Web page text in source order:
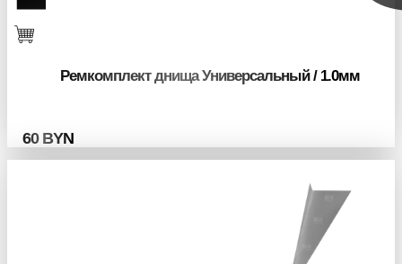
Ремкомплект днища Универсальный / 1.0мм
60 BYN